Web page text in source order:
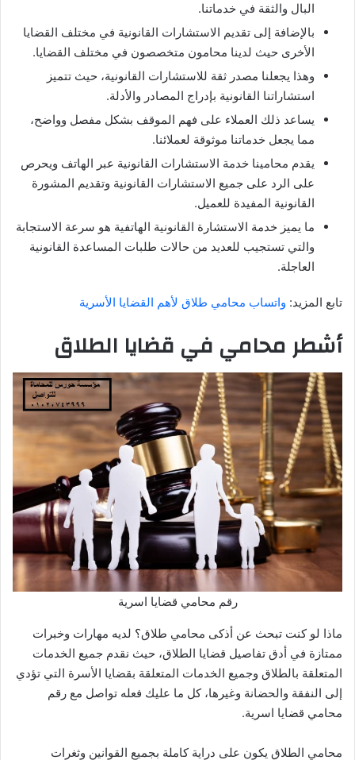
البال والثقة في خدماتنا.
بالإضافة إلى تقديم الاستشارات القانونية في مختلف القضايا
الأخرى حيث لدينا محامون متخصصون في مختلف القضايا.
وهذا يجعلنا مصدر ثقة للاستشارات القانونية، حيث تتميز
استشاراتنا القانونية بإدراج المصادر والأدلة.
يساعد ذلك العملاء على فهم الموقف بشكل مفصل وواضح،
مما يجعل خدماتنا موثوقة لعملائنا.
يقدم محامينا خدمة الاستشارات القانونية عبر الهاتف ويحرص
على الرد على جميع الاستشارات القانونية وتقديم المشورة
القانونية المفيدة للعميل.
ما يميز خدمة الاستشارة القانونية الهاتفية هو سرعة الاستجابة
والتي تستجيب للعديد من حالات طلبات المساعدة القانونية
العاجلة.
تابع المزيد: واتساب محامي طلاق لأهم القضايا الأسرية
أشطر محامي في قضايا الطلاق
رقم محامي قضايا اسرية
ماذا لو كنت تبحث عن أذكى محامي طلاق؟ لديه مهارات وخبرات
ممتازة في أدق تفاصيل قضايا الطلاق، حيث نقدم جميع الخدمات
المتعلقة بالطلاق وجميع الخدمات المتعلقة بقضايا الأسرة التي تؤدي
إلى النفقة والحضانة وغيرها، كل ما عليك فعله تواصل مع رقم
محامي قضايا اسرية.
محامي الطلاق يكون على دراية كاملة بجميع القوانين وثغرات